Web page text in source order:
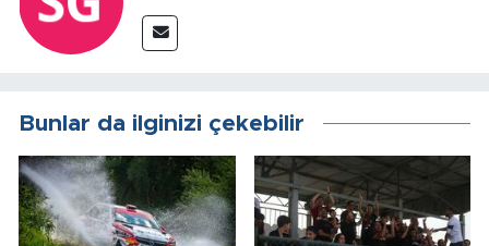
Bunlar da ilginizi çekebilir